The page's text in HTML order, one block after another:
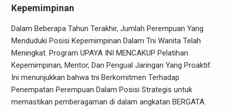
Kepemimpinan
Dalam Beberapa Tahun Terakhir, Jumlah Perempuan Yang
Menduduki Posisi Kepemimpinan Dalam Tni Wanita Telah
Meningkat. Program UPAYA INI MENCAKUP Pelatihan
Kepemimpinan, Mentor, Dan Pengual Jaringan Yang Proaktif.
Ini menunjukkan bahwa tni Berkomitmen Terhadap
Penempatan Perempuan Dalam Posisi Strategis untuk
memastikan pemberagaman di dalam angkatan BERGATA.